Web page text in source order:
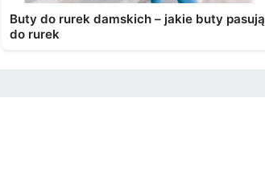
Buty do rurek damskich – jakie buty pasują
do rurek